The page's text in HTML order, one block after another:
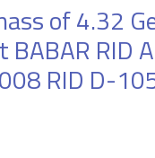
of 4.32
BABAR RID
RID D-